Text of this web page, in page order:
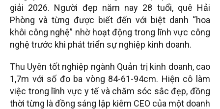
giải 2026. Người đẹp năm nay 28 tuổi, quê Hải
Phòng và từng được biết đến với biệt danh “hoa
khôi công nghệ” nhờ hoạt động trong lĩnh vực công
nghệ trước khi phát triển sự nghiệp kinh doanh.
Thu Uyên tốt nghiệp ngành Quản trị kinh doanh, cao
1,7m với số đo ba vòng 84-61-94cm. Hiện cô làm
việc trong lĩnh vực y tế và chăm sóc sắc đẹp, đồng
thời từng là đồng sáng lập kiêm CEO của một doanh